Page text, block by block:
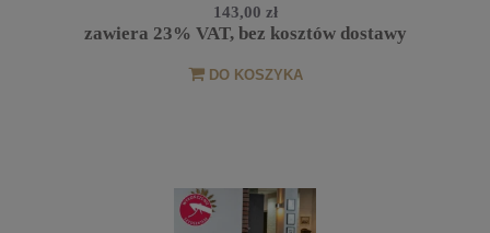
143,00 zł
zawiera 23% VAT, bez kosztów dostawy
DO KOSZYKA